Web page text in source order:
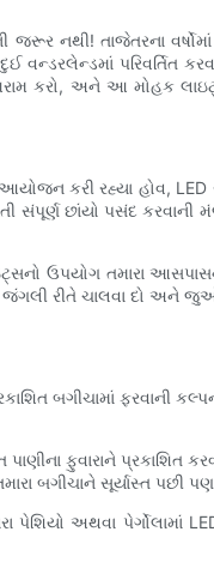
જરૂર નથી! તાજેતરના
પરિવર્તિત
આરામ કરો, અને આ મોહક
આયોજન કરી રહ્યા હોવ,
સંપૂર્ણ છાંયો પસંદ
ઉપયોગ તમારા
રીતે ચાલવા દો અને
બગીચામાં ફરવાની
ફુવારાને પ્રકાશિત
બગીચાને સૂર્યાસ્ત
અથવા પેર્ગોલામાં